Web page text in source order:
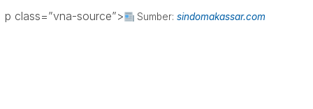
p class=”vna-source”>
Sumber:sindomakassar.com